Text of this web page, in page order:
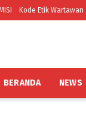
Kode Etik Wartawan
BERANDA NEWS